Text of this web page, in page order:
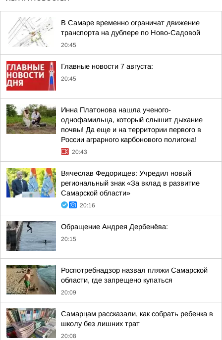
В Самаре временно ограничат движение
транспорта на дублере по Ново-Садовой
20:45
Главные новости 7 августа:
20:45
Инна Платонова нашла ученого-
однофамильца, который слышит дыхание
почвы! Да еще и на территории первого в
России аграрного карбонового полигона!
20:43
Вячеслав Федорищев: Учредил новый
региональный знак «За вклад в развитие
Самарской области»
20:16
Обращение Андрея Дербенёва:
20:15
Роспотребнадзор назвал пляжи Самарской
области, где запрещено купаться
20:09
Самарцам рассказали, как собрать ребенка в
школу без лишних трат
20:08